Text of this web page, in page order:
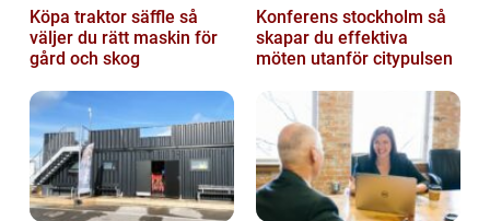
Köpa traktor säffle så
väljer du rätt maskin för
gård och skog
Konferens stockholm så
skapar du effektiva
möten utanför citypulsen